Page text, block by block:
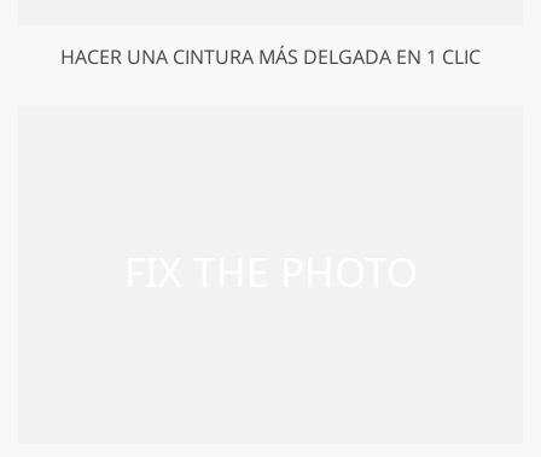
HACER UNA CINTURA MÁS DELGADA EN 1 CLIC